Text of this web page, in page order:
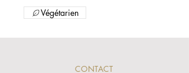
Végétarien
CONTACT